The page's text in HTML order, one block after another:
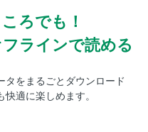
ろでも！
ラインで読める
タをまるごとダウンロード
適に楽しめます。